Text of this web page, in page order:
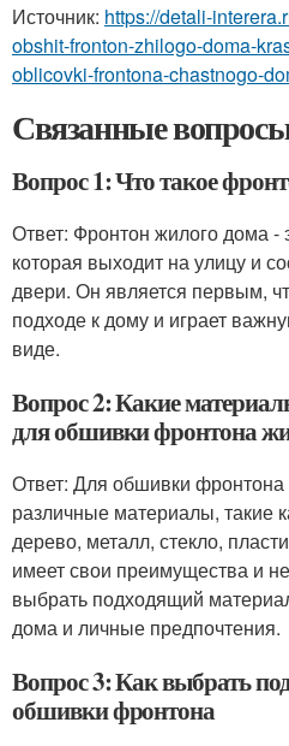
Источник: https://detali-
obshit-fronton-zhilogo-doma-
oblicovki-frontona-chastnogo-
Связанные
Вопрос 1: Что такое
Ответ: Фронтон жилого дома -
которая выходит на улицу и
двери. Он является первым,
подходе к дому и играет
виде.
Вопрос 2: Какие
для обшивки фронтона
Ответ: Для обшивки
различные материалы, такие
дерево, металл, стекло,
имеет свои преимущества и
выбрать подходящий
дома и личные предпочтения.
Вопрос 3: Как выбрать
обшивки фронтона